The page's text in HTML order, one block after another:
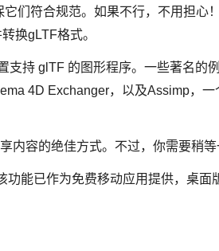
们符合规范。如果不行，不用担心
换gLTF格式。
持 glTF 的图形程序。一些著名的
4D Exchanger，以及Assimp，
内容的绝佳方式。不过，你需要稍等
能已作为免费移动应用提供，桌面